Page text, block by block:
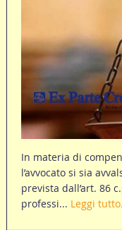
In materia di
l’avvocato si sia
prevista dall’art. 86
professi... Leggi